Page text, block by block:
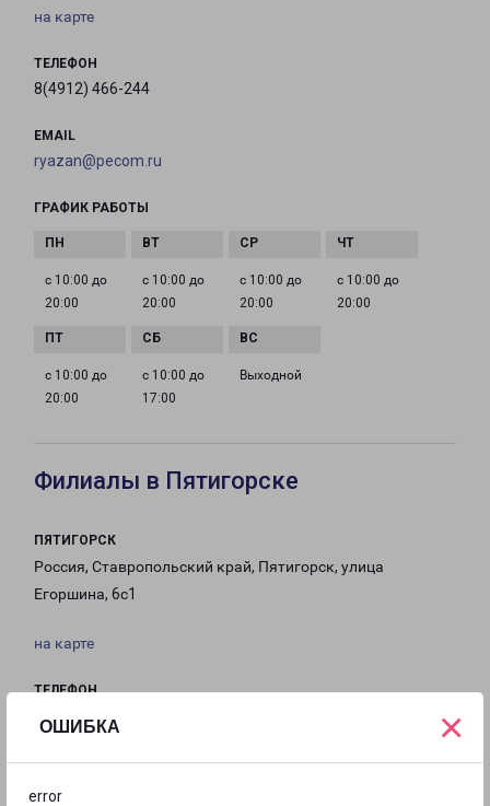
ОШИБКА
error
×
на карте
ТЕЛЕФОН
8(4912) 466-244
EMAIL
ryazan@pecom.ru
ГРАФИК РАБОТЫ
с 10:00 до
20:00
с 10:00 до
20:00
с 10:00 до
20:00
с 10:00 до
20:00
с 10:00 до
20:00
с 10:00 до
17:00
Выходной
Филиалы в Пятигорске
ПЯТИГОРСК
Россия, Ставропольский край, Пятигорск, улица
Егоршина, 6с1
на карте
ТЕЛЕФОН
8(8793) 317-585
EMAIL